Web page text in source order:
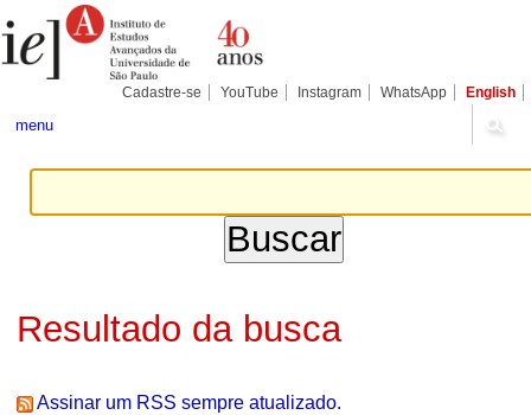
para
conteúdo.
Pessoais
Cadastre-se YouTube Instagram WhatsApp English
menu
Resultado da busca
Assinar um RSS sempre atualizado.